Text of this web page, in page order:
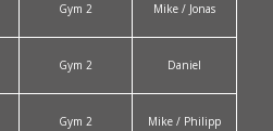
Gym 2 Mike / Jonas
Gym 2 Daniel
Gym 2 Mike / Philipp